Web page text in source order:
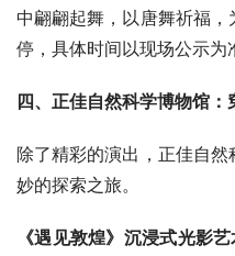
中翩翩起舞，以唐舞祈福
停，具体时间以现场公示为
四、正佳自然科学博物馆
除了精彩的演出，正佳自
妙的探索之旅。
《遇见敦煌》沉浸式光影